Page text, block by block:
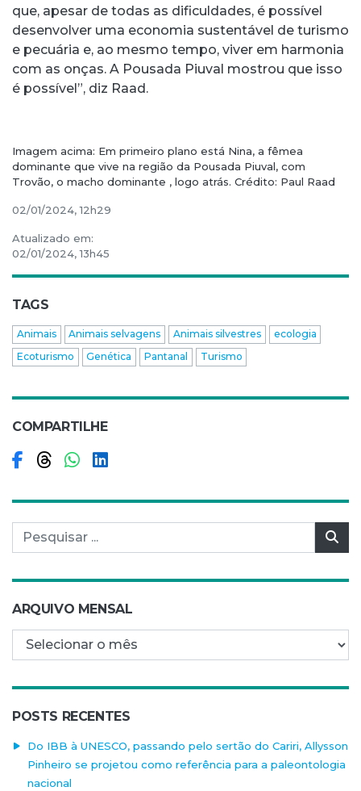
que, apesar de todas as dificuldades, é possível
desenvolver uma economia sustentável de turismo
e pecuária e, ao mesmo tempo, viver em harmonia
com as onças. A Pousada Piuval mostrou que isso
é possível”, diz Raad.
Imagem acima: Em primeiro plano está Nina, a fêmea
dominante que vive na região da Pousada Piuval, com
Trovão, o macho dominante , logo atrás. Crédito: Paul Raad
02/01/2024, 12h29
Atualizado em:
02/01/2024, 13h45
TAGS
Animais Animais selvagens Animais silvestres
ecologia
Ecoturismo
Genética Pantanal Turismo
COMPARTILHE
Compartilhar no Facebook
Compartilhar no Threads
Compartilhar no WhatsApp
Compartilhar no LinkedIn
Pesquisar por:
ARQUIVO MENSAL
Arquivo mensal
POSTS RECENTES
Do IBB à UNESCO, passando pelo sertão do Cariri, Allysson
Pinheiro se projetou como referência para a paleontologia
nacional